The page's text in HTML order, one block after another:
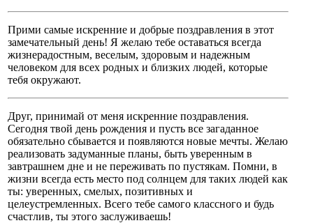
Прими самые искренние и добрые поздравления в этот
замечательный день! Я желаю тебе оставаться всегда
жизнерадостным, веселым, здоровым и надежным
человеком для всех родных и близких людей, которые
тебя окружают.
Друг, принимай от меня искренние поздравления.
Сегодня твой день рождения и пусть все загаданное
обязательно сбывается и появляются новые мечты. Желаю
реализовать задуманные планы, быть уверенным в
завтрашнем дне и не переживать по пустякам. Помни, в
жизни всегда есть место под солнцем для таких людей как
ты: уверенных, смелых, позитивных и
целеустремленных. Всего тебе самого классного и будь
счастлив, ты этого заслуживаешь!